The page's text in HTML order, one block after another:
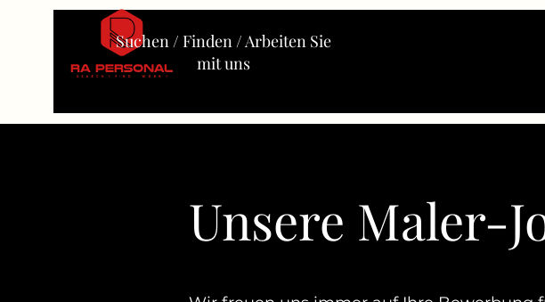
Suchen / Finden / Arbeiten Sie
mit uns
Unsere Maler-